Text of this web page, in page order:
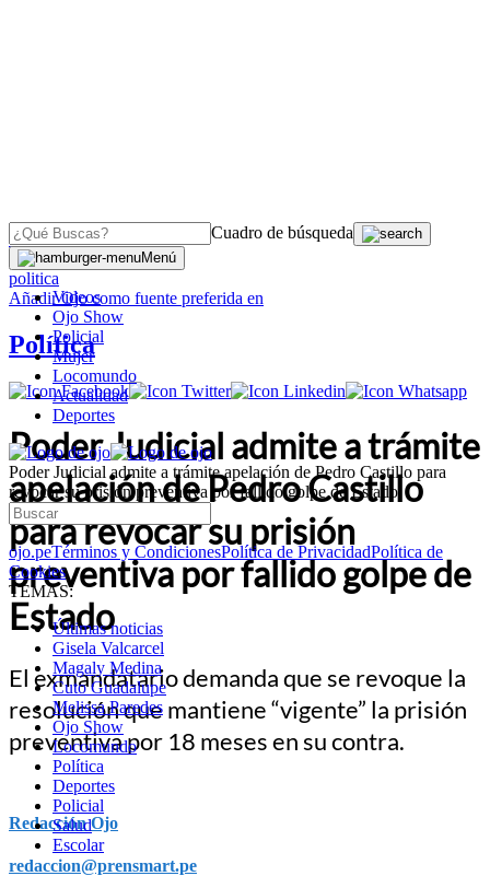
Cuadro de búsqueda
Menú
Videos
Ojo Show
Policial
Mujer
Locomundo
Actualidad
Deportes
Poder Judicial admite a trámite apelación de Pedro Castillo para
revocar su prisión preventiva por fallido golpe de Estado
ojo.peTérminos y CondicionesPolítica de PrivacidadPolítica de
Cookies
TEMAS:
Últimas noticias
Gisela Valcarcel
Magaly Medina
Cuto Guadalupe
Melissa Paredes
Ojo Show
Locomundo
Política
Deportes
Policial
Salud
Escolar
OJO
politica
AñadirOjocomo fuente preferida en
Política
Poder Judicial admite a trámite
apelación de Pedro Castillo
para revocar su prisión
preventiva por fallido golpe de
Estado
El exmandatario demanda que se revoque la
resolución que mantiene “vigente” la prisión
preventiva por 18 meses en su contra.
Redacción Ojo
redaccion@prensmart.pe